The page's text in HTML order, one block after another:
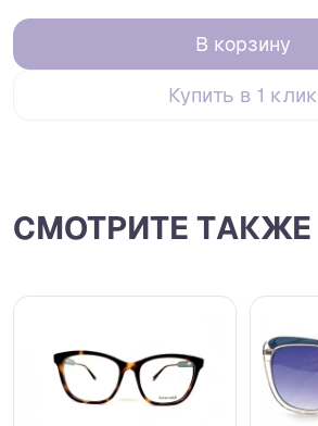
В корзину
Купить в 1 клик
СМОТРИТЕ ТАКЖЕ